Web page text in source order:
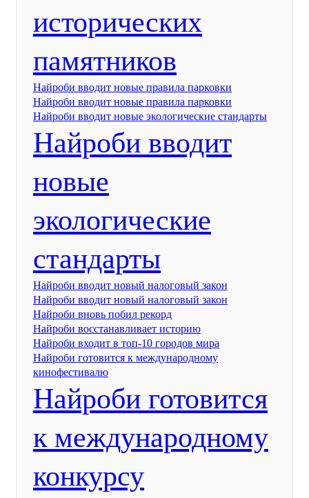
исторических
памятников
Найроби вводит новые правила парковки
Найроби вводит новые правила парковки
Найроби вводит новые экологические стандарты
Найроби вводит
новые
экологические
стандарты
Найроби вводит новый налоговый закон
Найроби вводит новый налоговый закон
Найроби вновь побил рекорд
Найроби восстанавливает историю
Найроби входит в топ-10 городов мира
Найроби готовится к международному
кинофестивалю
Найроби готовится
к международному
конкурсу